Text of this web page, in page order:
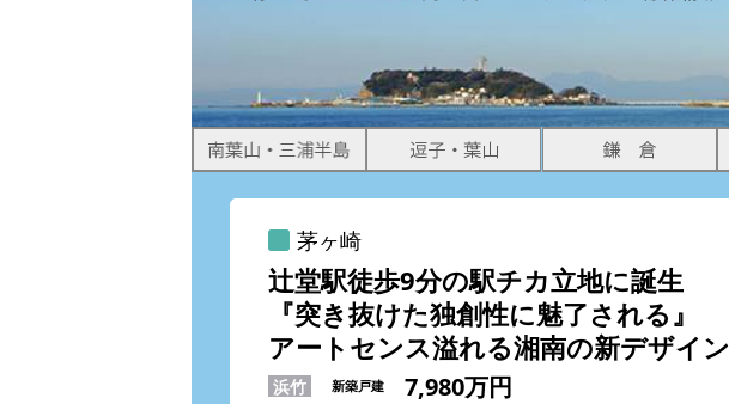
茅ヶ崎
辻堂駅徒歩9分の駅チカ立地に誕生
『突き抜けた独創性に魅了される』
アートセンス溢れる湘南の新デザイン
浜竹 新築戸建 7,980万円